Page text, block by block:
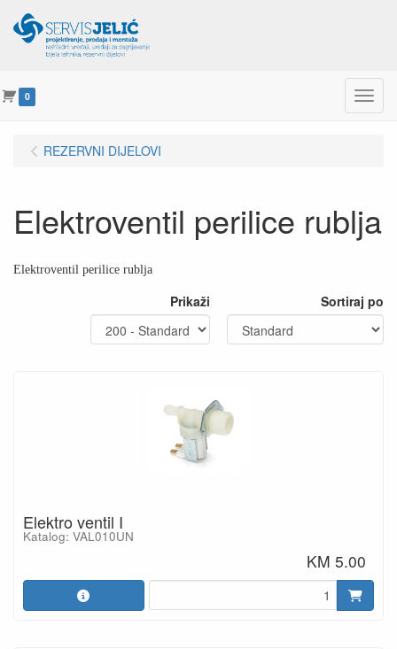
0 Menu
REZERVNI DIJELOVI
Elektroventil perilice rublja
Elektroventil perilice rublja
Prikaži Sortiraj po
Elektro ventil I
Katalog: VAL010UN
KM 5.00